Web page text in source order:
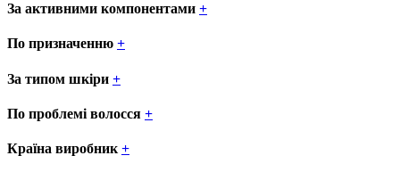
За активними компонентами +
По призначенню +
За типом шкіри +
По проблемі волосся +
Країна виробник +